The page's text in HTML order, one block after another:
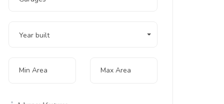
Year built